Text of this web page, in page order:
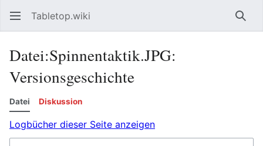
Tabletop.wiki
Datei:Spinnentaktik.JPG:
Versionsgeschichte
Datei Diskussion
Logbücher dieser Seite anzeigen